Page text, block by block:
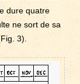
dure quatre
ne sort de sa
3).